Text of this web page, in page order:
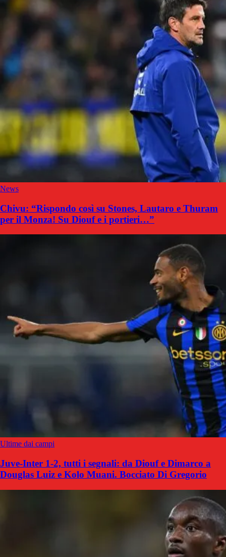
News
Chivu: “Rispondo così su Stones, Lautaro e Thuram
per il Monza! Su Diouf e i portieri…”
Ultime dai campi
Juve-Inter 1-2, tutti i segnali: da Diouf e Dimarco a
Douglas Luiz e Kolo Muani. Bocciato Di Gregorio